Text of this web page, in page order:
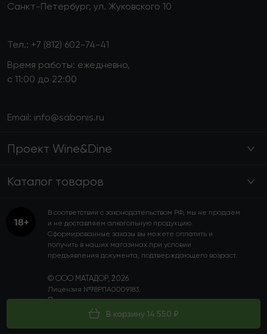
В корзину 14 550 ₽
Санкт-Петербург, ул. Жуковского 10
Тел.: +7 (812) 602-74-41
Время работы: ежедневно,
с 11:00 до 22:00
Email: info@sabonis.ru
Проект Wine&Dine
Каталог товаров
© ООО МАТАДОР, 2026
Лицензия №78РПА0009183.
Пользовательское соглашение
Политика конфиденциальности
В соответствии с законодательством РФ, мы не продаем
и не доставляем алкогольную продукцию.
Сформированные заказы вы можете оплатить и
получить в наших магазинах при условии
предъявления документа, подтверждающего возраст.